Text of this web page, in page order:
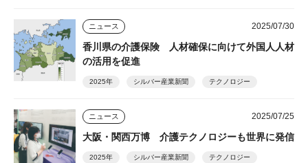
ニュース 2025/07/30
香川県の介護保険 人材確保に向けて外国人人材
の活用を促進
2025年 シルバー産業新聞 テクノロジー
ニュース 2025/07/25
大阪・関西万博 介護テクノロジーも世界に発信
2025年 シルバー産業新聞 テクノロジー